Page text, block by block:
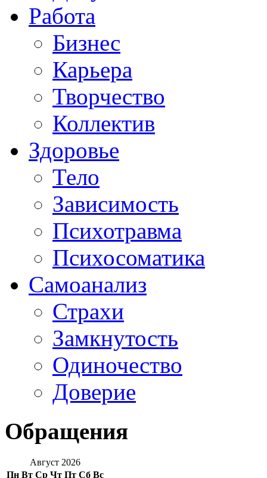
Работа
Бизнес
Карьера
Творчество
Коллектив
Здоровье
Тело
Зависимость
Психотравма
Психосоматика
Самоанализ
Страхи
Замкнутость
Одиночество
Доверие
Обращения
Август 2026
Пн Вт Ср Чт Пт Сб Вс